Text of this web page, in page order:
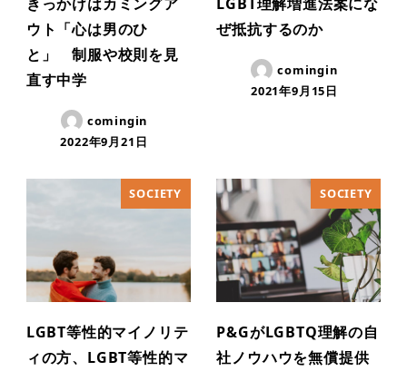
ウト「心は男のひ
と」 制服や校則を見
直す中学
comingin
2022年9月21日
ぜ抵抗するのか
comingin
2021年9月15日
SOCIETY
LGBT等性的マイノリテ
ィの方、LGBT等性的マ
SOCIETY
P&GがLGBTQ理解の自
社ノウハウを無償提供